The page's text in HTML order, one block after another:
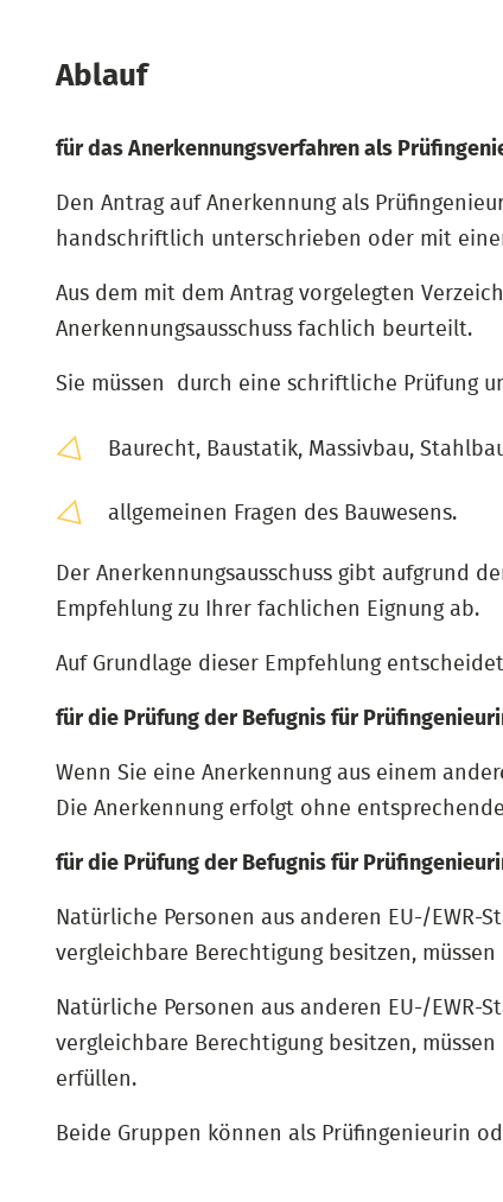
Ablauf
für das Anerkennungsverfahren als
Den Antrag auf Anerkennung als
handschriftlich unterschrieben oder mit
Aus dem mit dem Antrag vorgelegten
Anerkennungsausschuss fachlich beurteilt.
Sie müssen durch eine schriftliche Prüfung
Baurecht, Baustatik, Massivbau,
allgemeinen Fragen des Bauwesens.
Der Anerkennungsausschuss gibt aufgrund
Empfehlung zu Ihrer fachlichen Eignung ab.
Auf Grundlage dieser Empfehlung
für die Prüfung der Befugnis für
Wenn Sie eine Anerkennung aus einem
Die Anerkennung erfolgt ohne
für die Prüfung der Befugnis für
Natürliche Personen aus anderen EU-/
vergleichbare Berechtigung besitzen,
Natürliche Personen aus anderen EU-/
vergleichbare Berechtigung besitzen,
erfüllen.
Beide Gruppen können als Prüfingenieurin